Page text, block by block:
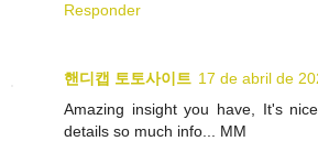
Responder
핸디캡 토토사이트 17 de abril de
Amazing insight you have, It's
details so much info... MM